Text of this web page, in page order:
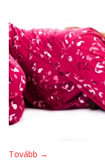
Tovább →